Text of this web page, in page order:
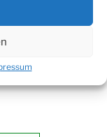
Party